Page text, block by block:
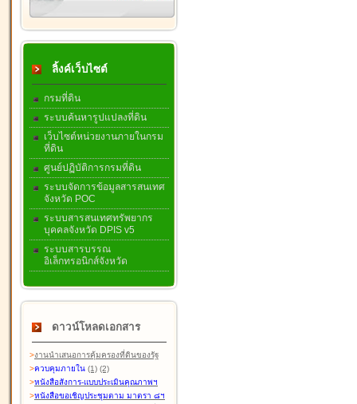
ลิ้งค์เว็บไซต์
กรมที่ดิน
ระบบค้นหารูปแปลงที่ดิน
เว็บไซต์หน่วยงานภายในกรม
ที่ดิน
ศูนย์ปฏิบัติการกรมที่ดิน
ระบบจัดการข้อมูลสารสนเทศ
จังหวัด POC
ระบบสารสนเทศทรัพยากร
บุคคลจังหวัด DPIS v5
ระบบสารบรรณ
อิเล็กทรอนิกส์จังหวัด
ดาวน์โหลดเอกสาร
>งานนำเสนอการคุ้มครองที่ดินของรัฐ
>ควบคุมภายใน (1) (2)
>หนังสือสังการ-แบบประเมินคุณภาพฯ
>หนังสือขอเชิญประชุมตาม มาตรา ๘ฯ